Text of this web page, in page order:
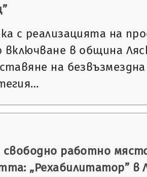
с реализацията на
включване в община
на
свободно работно
„Рехабилитатор” в